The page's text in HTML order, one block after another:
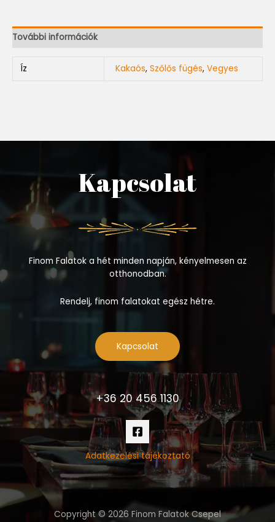
További információk
Íz Kakaós,Szőlős fügés,Vegyes
Kapcsolat
Finom Falatok a hét minden napján, kényelmesen az
otthonodban.
Rendelj, finom falatokat egész hétre.
Kapcsolat
+36 20 456 1130
Adatkezelési tájékoztató
Copyright © 2026 Finom Falatok Csepel